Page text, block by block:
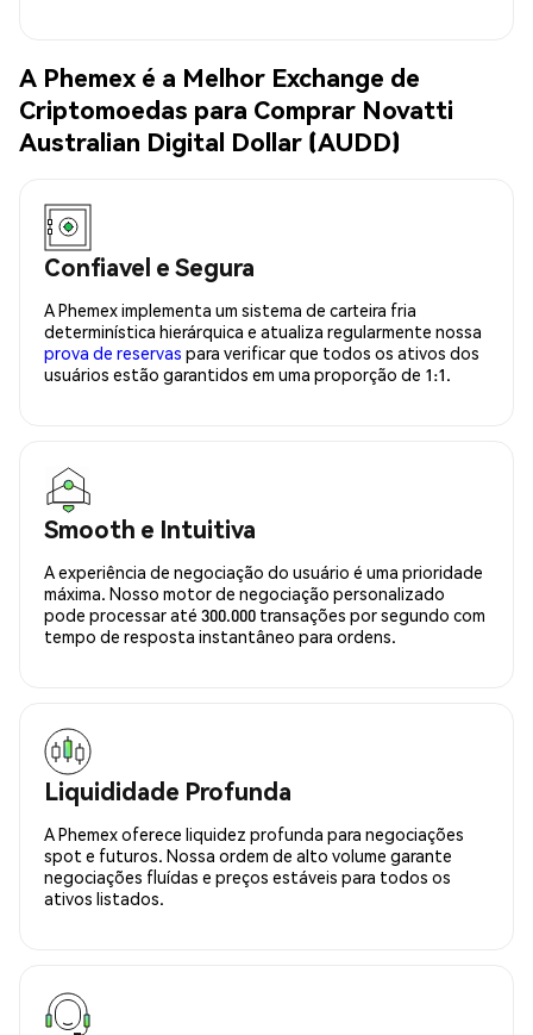
A Phemex é a Melhor Exchange de
Criptomoedas para Comprar Novatti
Australian Digital Dollar (AUDD)
Confiavel e Segura
A Phemex implementa um sistema de carteira fria
determinística hierárquica e atualiza regularmente nossa
prova de reservas para verificar que todos os ativos dos
usuários estão garantidos em uma proporção de 1:1.
Smooth e Intuitiva
A experiência de negociação do usuário é uma prioridade
máxima. Nosso motor de negociação personalizado
pode processar até 300.000 transações por segundo com
tempo de resposta instantâneo para ordens.
Liquididade Profunda
A Phemex oferece liquidez profunda para negociações
spot e futuros. Nossa ordem de alto volume garante
negociações fluídas e preços estáveis para todos os
ativos listados.